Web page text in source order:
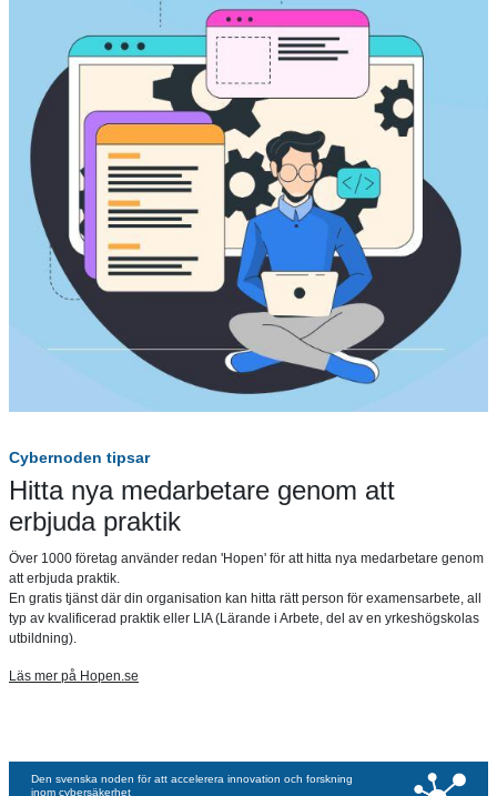
Cybernoden tipsar
Hitta nya medarbetare genom att
erbjuda praktik
Över 1000 företag använder redan 'Hopen' för att hitta nya medarbetare genom
att erbjuda praktik.
En gratis tjänst där din organisation kan hitta rätt person för examensarbete, all
typ av kvalificerad praktik eller LIA (Lärande i Arbete, del av en yrkeshögskolas
utbildning).
Läs mer på Hopen.se
Den svenska noden för att accelerera innovation och forskning
inom cybersäkerhet